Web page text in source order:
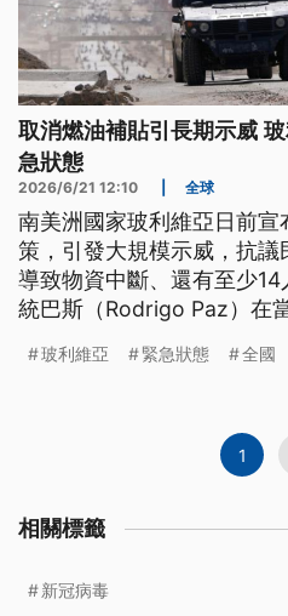
取消燃油補貼引長期示威
急狀態
2026/6/21 12:10 全球
南美洲國家玻利維亞日前
策，引發大規模示威，抗議
導致物資中斷、還有至少
統巴斯（Rodrigo Paz）在
玻利維亞 緊急狀態 全國
1
相關標籤
新冠病毒